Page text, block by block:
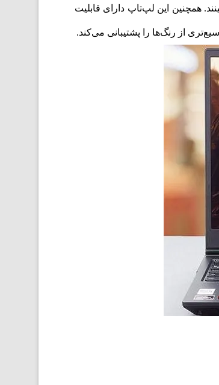
همچنین این لپ‌تاپ دارای قابلیت